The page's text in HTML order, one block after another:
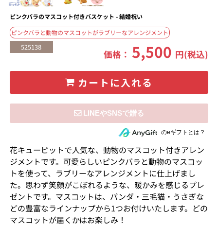
ピンクバラのマスコット付きバスケット - 結婚祝い
ピンクバラと動物のマスコットがラブリーなアレンジメント
525138
価格： 5,500 円(税込)
カートに入れる
住所を知らない相手にeギフトで贈るのeギフトとは？
花キューピットで人気な、動物のマスコット付きアレン
ジメントです。可愛らしいピンクバラと動物のマスコッ
トを使って、ラブリーなアレンジメントに仕上げまし
た。思わず笑顔がこぼれるような、暖かみを感じるプレ
ゼントです。マスコットは、パンダ・三毛猫・うさぎな
どの豊富なラインナップから1つお付けいたします。どの
マスコットが届くかはお楽しみ！